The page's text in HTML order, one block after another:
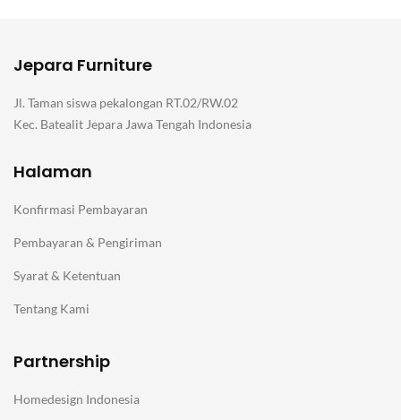
Jepara Furniture
Jl. Taman siswa pekalongan RT.02/RW.02
Kec. Batealit Jepara Jawa Tengah Indonesia
Halaman
Konfirmasi Pembayaran
Pembayaran & Pengiriman
Syarat & Ketentuan
Tentang Kami
Partnership
Homedesign Indonesia